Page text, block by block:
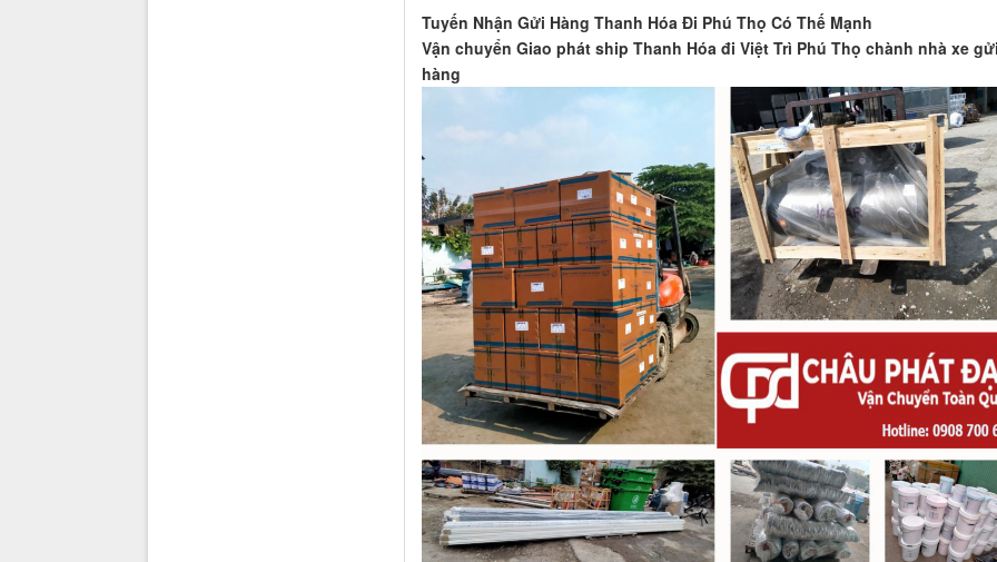
Tuyến Nhận Gửi Hàng Thanh Hóa Đi Phú Thọ Có Thế Mạnh
Vận chuyển Giao phát ship Thanh Hóa đi Việt Trì Phú Thọ chành nhà xe
hàng